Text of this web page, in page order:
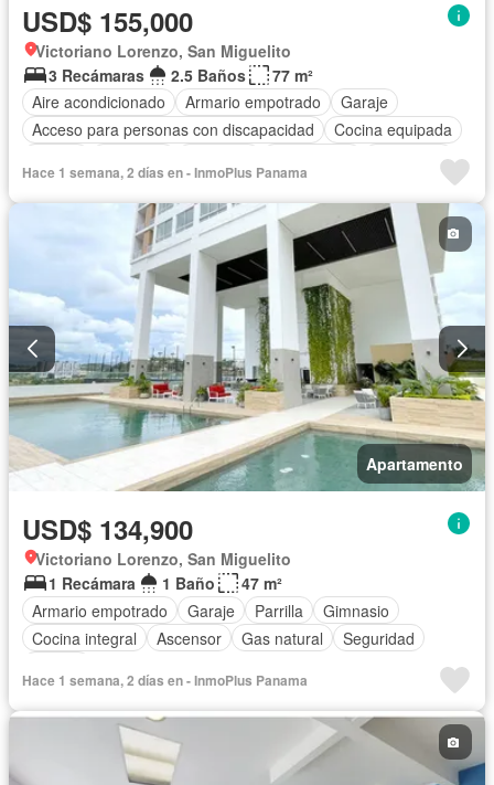
USD$ 155,000
Victoriano Lorenzo, San Miguelito
3 Recámaras
2.5 Baños
77 m²
Aire acondicionado
Armario empotrado
Garaje
Acceso para personas con discapacidad
Cocina equipada
Seguridad
Piscina
Agua
Hace 1 semana, 2 días en - InmoPlus Panama
Apartamento
USD$ 134,900
Victoriano Lorenzo, San Miguelito
1 Recámara
1 Baño
47 m²
Armario empotrado
Garaje Parrilla
Gimnasio
Cocina integral
Ascensor Gas natural
Seguridad
Hace 1 semana, 2 días en - InmoPlus Panama